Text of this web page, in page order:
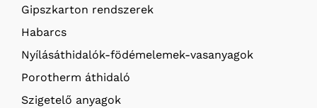
Gipszkarton rendszerek
Habarcs
Nyílásáthidalók-födémelemek-vasanyagok
Porotherm áthidaló
Szigetelő anyagok